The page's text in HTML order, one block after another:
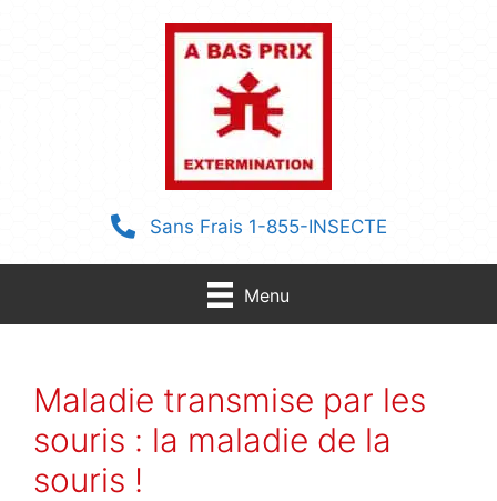
Sans Frais 1-855-INSECTE
Menu
Maladie transmise par les
souris : la maladie de la
souris !